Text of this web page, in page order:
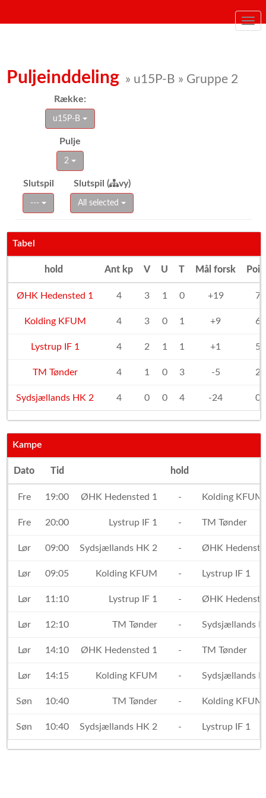
Puljeinddeling » u15P-B » Gruppe 2
Række:
u15P-B
Pulje
2
Slutspil Slutspil ( vy)
--- All selected
Tabel
hold Ant kp V U T Mål forsk
ØHK Hedensted 1 4 3 1 0 +19 7
Kolding KFUM 4 3 0 1 +9 6
Lystrup IF 1 4 2 1 1 +1 5
TM Tønder 4 1 0 3 -5 2
Sydsjællands HK 2 4 0 0 4 -24 0
Kampe
Dato Tid hold
Fre 19:00 ØHK Hedensted 1 - Kolding KFUM
Fre 20:00 Lystrup IF 1 - TM Tønder
Lør 09:00 Sydsjællands HK 2 - ØHK
Lør 09:05 Kolding KFUM - Lystrup IF 1
Lør 11:10 Lystrup IF 1 - ØHK
Lør 12:10 TM Tønder - Sydsjællands
Lør 14:10 ØHK Hedensted 1 - TM Tønder
Lør 14:15 Kolding KFUM - Sydsjællands
Søn 10:40 TM Tønder - Kolding KFUM
Søn 10:40 Sydsjællands HK 2 - Lystrup IF 1